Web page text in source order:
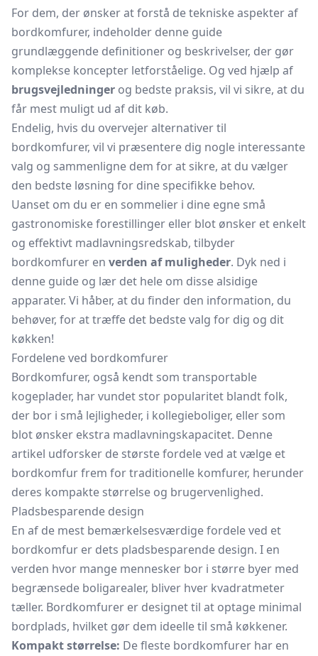
For dem, der ønsker at forstå de tekniske aspekter af
bordkomfurer, indeholder denne guide
grundlæggende definitioner og beskrivelser, der gør
komplekse koncepter letforståelige. Og ved hjælp af
brugsvejledninger og bedste praksis, vil vi sikre, at du
får mest muligt ud af dit køb.
Endelig, hvis du overvejer alternativer til
bordkomfurer, vil vi præsentere dig nogle interessante
valg og sammenligne dem for at sikre, at du vælger
den bedste løsning for dine specifikke behov.
Uanset om du er en sommelier i dine egne små
gastronomiske forestillinger eller blot ønsker et enkelt
og effektivt madlavningsredskab, tilbyder
bordkomfurer en verden af muligheder. Dyk ned i
denne guide og lær det hele om disse alsidige
apparater. Vi håber, at du finder den information, du
behøver, for at træffe det bedste valg for dig og dit
køkken!
Fordelene ved bordkomfurer
Bordkomfurer, også kendt som transportable
kogeplader, har vundet stor popularitet blandt folk,
der bor i små lejligheder, i kollegieboliger, eller som
blot ønsker ekstra madlavningskapacitet. Denne
artikel udforsker de største fordele ved at vælge et
bordkomfur frem for traditionelle komfurer, herunder
deres kompakte størrelse og brugervenlighed.
Pladsbesparende design
En af de mest bemærkelsesværdige fordele ved et
bordkomfur er dets pladsbesparende design. I en
verden hvor mange mennesker bor i større byer med
begrænsede boligarealer, bliver hver kvadratmeter
tæller. Bordkomfurer er designet til at optage minimal
bordplads, hvilket gør dem ideelle til små køkkener.
Kompakt størrelse: De fleste bordkomfurer har en